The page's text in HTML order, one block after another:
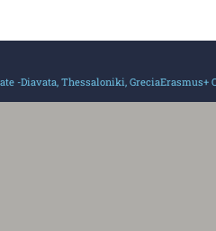
-Diavata, Thessaloniki, GreciaErasmus+